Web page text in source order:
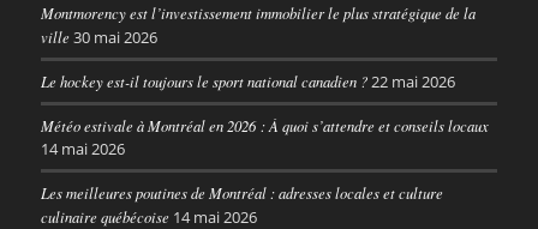
Montmorency est l’investissement immobilier le plus stratégique de la
ville 30 mai 2026
Le hockey est-il toujours le sport national canadien ? 22 mai 2026
Météo estivale à Montréal en 2026 : À quoi s’attendre et conseils locaux
14 mai 2026
Les meilleures poutines de Montréal : adresses locales et culture
culinaire québécoise 14 mai 2026